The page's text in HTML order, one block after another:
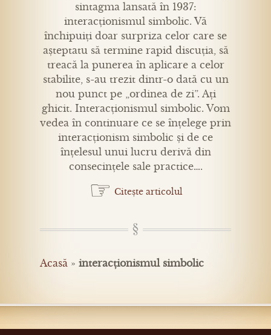
sintagma lansată în 1937:
interacționismul simbolic. Vă
închipuiți doar surpriza celor care se
așteptatu să termine rapid discuția, să
treacă la punerea în aplicare a celor
stabilite, s-au trezit dintr-o dată cu un
nou punct pe „ordinea de zi”. Ați
ghicit. Interacționismul simbolic. Vom
vedea în continuare ce se înțelege prin
interacționism simbolic și de ce
înțelesul unui lucru derivă din
consecințele sale practice….
☞ Citește articolul
Acasă » interacționismul simbolic